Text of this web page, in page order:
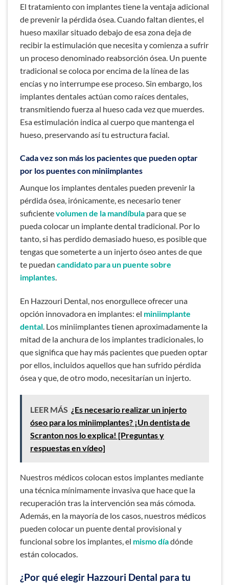
El tratamiento con implantes tiene la ventaja adicional
de prevenir la pérdida ósea. Cuando faltan dientes, el
hueso maxilar situado debajo de esa zona deja de
recibir la estimulación que necesita y comienza a sufrir
un proceso denominado reabsorción ósea. Un puente
tradicional se coloca por encima de la línea de las
encías y no interrumpe ese proceso. Sin embargo, los
implantes dentales actúan como raíces dentales,
transmitiendo fuerza al hueso cada vez que muerdes.
Esa estimulación indica al cuerpo que mantenga el
hueso, preservando así tu estructura facial.
Cada vez son más los pacientes que pueden optar
por los puentes con miniimplantes
Aunque los implantes dentales pueden prevenir la
pérdida ósea, irónicamente, es necesario tener
suficientevolumen de la mandíbula para que se
pueda colocar un implante dental tradicional. Por lo
tanto, si has perdido demasiado hueso, es posible que
tengas que someterte a un injerto óseo antes de que
te puedan candidato para un puente sobre
implantes.
En Hazzouri Dental, nos enorgullece ofrecer una
opción innovadora en implantes: el miniimplante
dental. Los miniimplantes tienen aproximadamente la
mitad de la anchura de los implantes tradicionales, lo
que significa que hay más pacientes que pueden optar
por ellos, incluidos aquellos que han sufrido pérdida
ósea y que, de otro modo, necesitarían un injerto.
LEER MÁS ¿Es necesario realizar un injerto
óseo para los miniimplantes? ¡Un dentista de
Scranton nos lo explica! [Preguntas y
respuestas en vídeo]
Nuestros médicos colocan estos implantes mediante
una técnica mínimamente invasiva que hace que la
recuperación tras la intervención sea más cómoda.
Además, en la mayoría de los casos, nuestros médicos
pueden colocar un puente dental provisional y
funcional sobre los implantes, el mismo díadónde
están colocados.
¿Por qué elegir Hazzouri Dental para tu